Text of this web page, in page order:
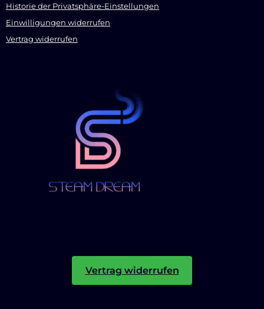
Historie der Privatsphäre-Einstellungen
Einwilligungen widerrufen
Vertrag widerrufen
Vertrag widerrufen